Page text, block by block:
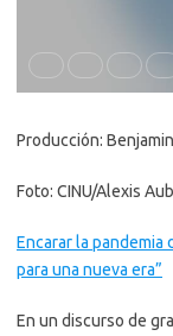
Producción:
Foto: CINU/Alexis
Encarar la pandemia
para una nueva era”
En un discurso de